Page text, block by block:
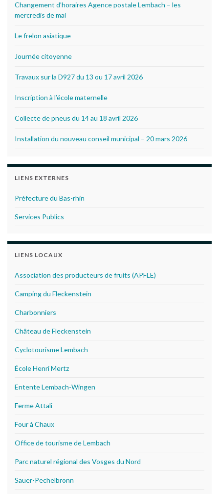
Changement d’horaires Agence postale Lembach – les
mercredis de mai
Le frelon asiatique
Journée citoyenne
Travaux sur la D927 du 13 ou 17 avril 2026
Inscription à l’école maternelle
Collecte de pneus du 14 au 18 avril 2026
Installation du nouveau conseil municipal – 20 mars 2026
LIENS EXTERNES
Préfecture du Bas-rhin
Services Publics
LIENS LOCAUX
Association des producteurs de fruits (APFLE)
Camping du Fleckenstein
Charbonniers
Château de Fleckenstein
Cyclotourisme Lembach
École Henri Mertz
Entente Lembach-Wingen
Ferme Attali
Four à Chaux
Office de tourisme de Lembach
Parc naturel régional des Vosges du Nord
Sauer-Pechelbronn